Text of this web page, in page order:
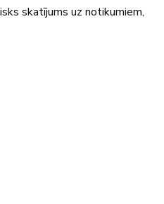
skatījums uz notikumiem,